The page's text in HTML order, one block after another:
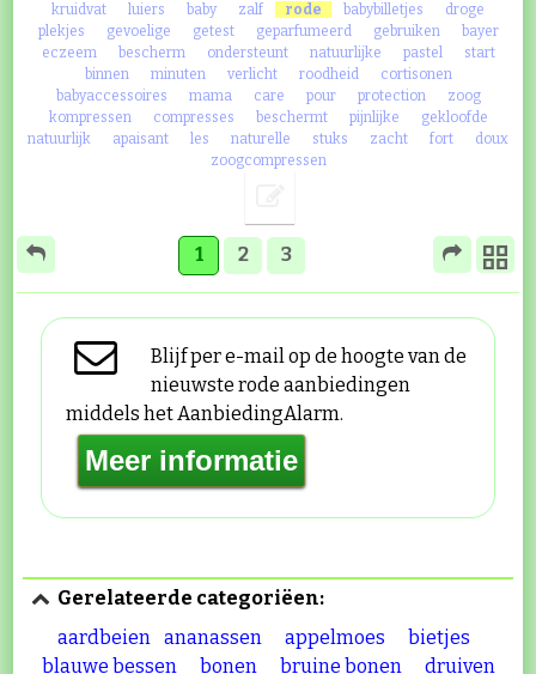
kruidvat
luiers baby zalf rode babybilletjes
droge
plekjes
gevoelige getest geparfumeerd gebruiken
bayer
eczeem
bescherm ondersteunt natuurlijke pastel
start
binnen
minuten verlicht roodheid
cortisonen
babyaccessoires
mama care pour protection
zoog
kompressen
compresses beschermt pijnlijke
gekloofde
natuurlijk
apaisant les naturelle stuks zacht fort
doux
zoogcompressen
1 2 3
Blijf per e-mail op de hoogte van de
nieuwste rode aanbiedingen
middels het AanbiedingAlarm.
Gerelateerde categoriëen:
aardbeien
ananassen appelmoes
bietjes
blauwe bessen
bonen bruine bonen
druiven